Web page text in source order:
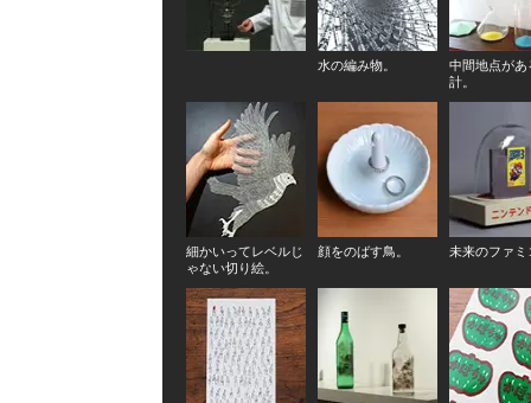
水の編み物。
中間地点があ
計。
細かいってレベルじ
ゃない切り絵。
顔をのばす鳥。 未来のファミ